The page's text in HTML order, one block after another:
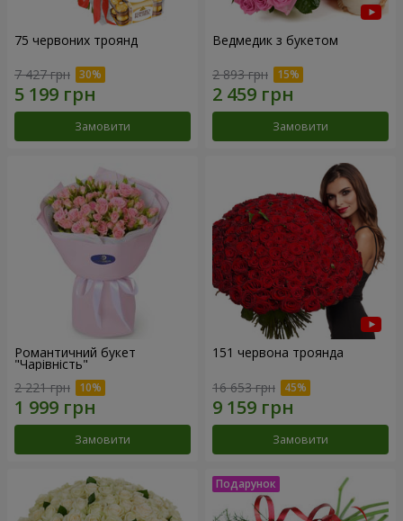
75 червоних троянд
7 427 грн
Замовити
Ведмедик з букетом
2 893 грн
Замовити
Романтичний букет
"Чарівність"
2 221 грн
Замовити
151 червона троянда
16 653 грн
Замовити